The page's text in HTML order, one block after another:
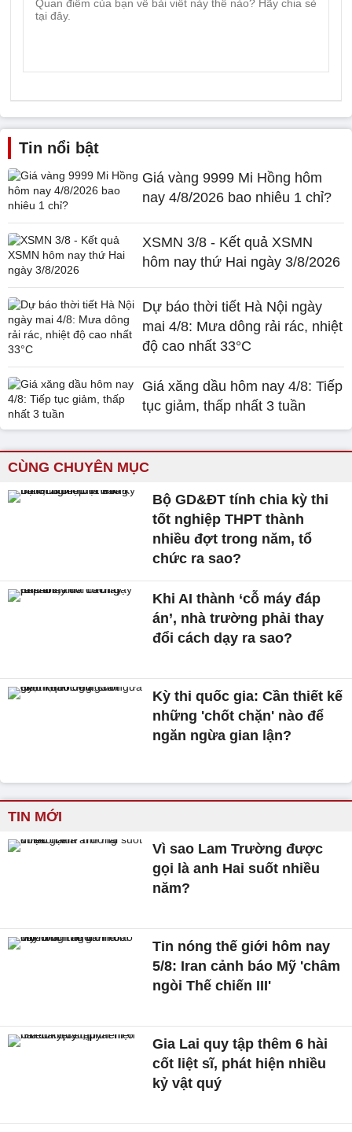
Tin nổi bật
Giá vàng 9999 Mi Hồng hôm
nay 4/8/2026 bao nhiêu 1 chỉ?
XSMN 3/8 - Kết quả XSMN
hôm nay thứ Hai ngày 3/8/2026
Dự báo thời tiết Hà Nội ngày
mai 4/8: Mưa dông rải rác, nhiệt
độ cao nhất 33°C
Giá xăng dầu hôm nay 4/8: Tiếp
tục giảm, thấp nhất 3 tuần
CÙNG CHUYÊN MỤC
Bộ GD&ĐT tính chia kỳ thi
tốt nghiệp THPT thành
nhiều đợt trong năm, tổ
chức ra sao?
Khi AI thành ‘cỗ máy đáp
án’, nhà trường phải thay
đổi cách dạy ra sao?
Kỳ thi quốc gia: Cần thiết kế
những 'chốt chặn' nào để
ngăn ngừa gian lận?
TIN MỚI
Vì sao Lam Trường được
gọi là anh Hai suốt nhiều
năm?
Tin nóng thế giới hôm nay
5/8: Iran cảnh báo Mỹ 'châm
ngòi Thế chiến III'
Gia Lai quy tập thêm 6 hài
cốt liệt sĩ, phát hiện nhiều
kỷ vật quý